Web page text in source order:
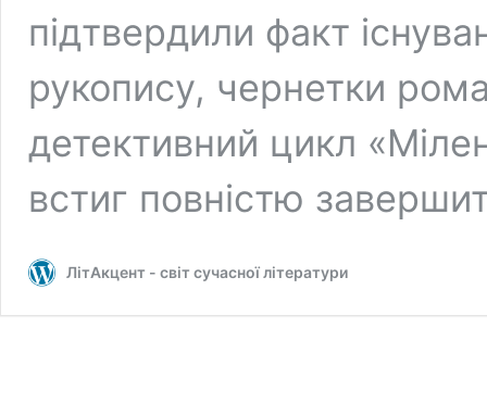
підтвердили факт
рукопису, чернетки
детективний цикл
встиг повністю
ЛітАкцент - світ сучасної літератури